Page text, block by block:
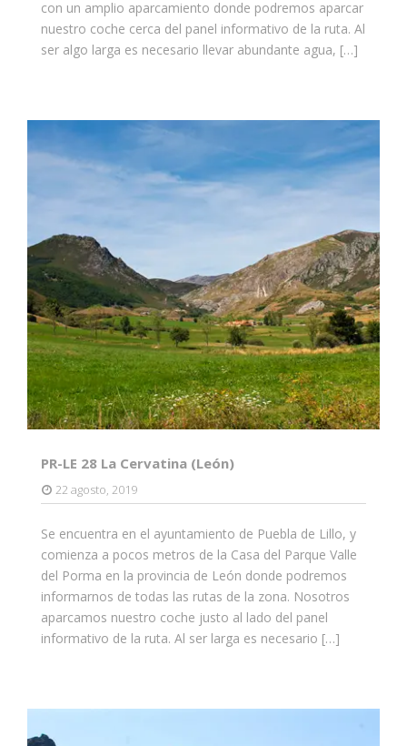
con un amplio aparcamiento donde podremos aparcar
nuestro coche cerca del panel informativo de la ruta. Al
ser algo larga es necesario llevar abundante agua, […]
PR-LE 28 La Cervatina (León)
22 agosto, 2019
Se encuentra en el ayuntamiento de Puebla de Lillo, y
comienza a pocos metros de la Casa del Parque Valle
del Porma en la provincia de León donde podremos
informarnos de todas las rutas de la zona. Nosotros
aparcamos nuestro coche justo al lado del panel
informativo de la ruta. Al ser larga es necesario […]